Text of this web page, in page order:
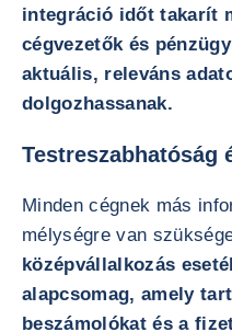
integráció időt takarít
cégvezetők és
aktuális, releváns
dolgozhassanak.
Testreszabhatóság
Minden cégnek más
mélységre van
középvállalkozás
alapcsomag, amely
beszámolókat és a